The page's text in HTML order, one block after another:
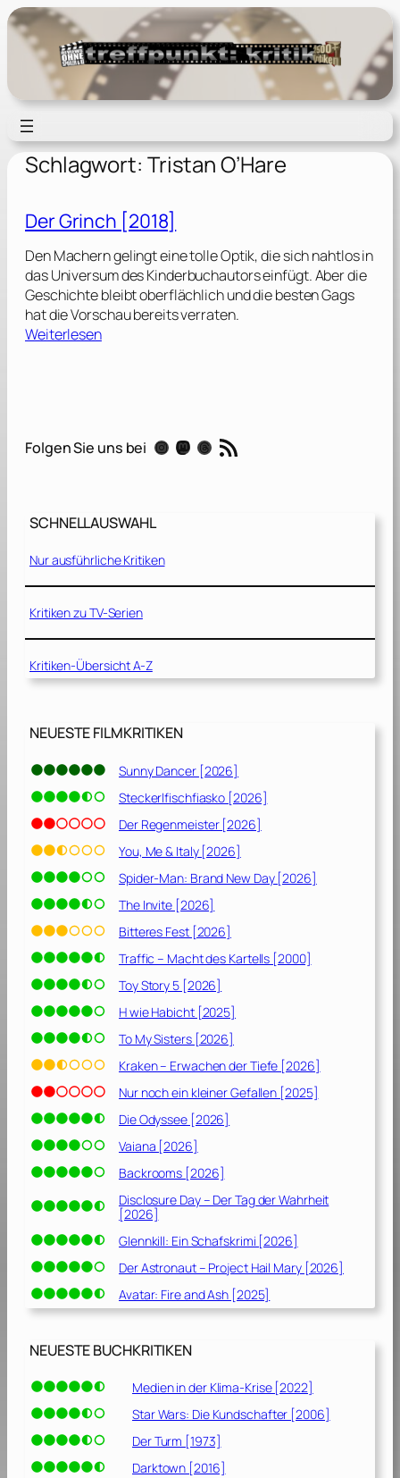
Zum
Inhalt
springen
Schlagwort: Tristan O’Hare
Der Grinch [2018]
Den Machern gelingt eine tolle Optik, die sich nahtlos in
das Universum des Kinderbuchautors einfügt. Aber die
Geschichte bleibt oberflächlich und die besten Gags
hat die Vorschau bereits verraten.
Weiterlesen:
i
[
0
1
8
Folgen Sie uns bei Instagram Mastodon Threads RSS-Feed
SCHNELLAUSWAHL
Nur ausführliche Kritiken
Kritiken zu TV-Serien
Kritiken-Übersicht A-Z
NEUESTE FILMKRITIKEN
Sunny Dancer [2026]
Steckerlfischfiasko [2026]
Der Regenmeister [2026]
You, Me & Italy [2026]
Spider-Man: Brand New Day [2026]
The Invite [2026]
Bitteres Fest [2026]
Traffic – Macht des Kartells [2000]
Toy Story 5 [2026]
H wie Habicht [2025]
To My Sisters [2026]
Kraken – Erwachen der Tiefe [2026]
Nur noch ein kleiner Gefallen [2025]
Die Odyssee [2026]
Vaiana [2026]
Backrooms [2026]
Disclosure Day – Der Tag der Wahrheit
[2026]
Glennkill: Ein Schafskrimi [2026]
Der Astronaut – Project Hail Mary [2026]
Avatar: Fire and Ash [2025]
NEUESTE BUCHKRITIKEN
Medien in der Klima-Krise [2022]
Star Wars: Die Kundschafter [2006]
Der Turm [1973]
Darktown [2016]